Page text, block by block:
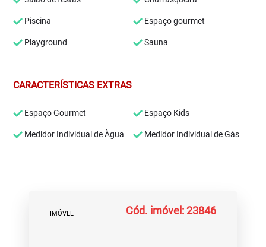
Piscina Espaço gourmet
Playground Sauna
CARACTERÍSTICAS EXTRAS
Espaço Gourmet Espaço Kids
Medidor Individual de Àgua Medidor Individual de Gás
IMÓVEL Cód. imóvel: 23846